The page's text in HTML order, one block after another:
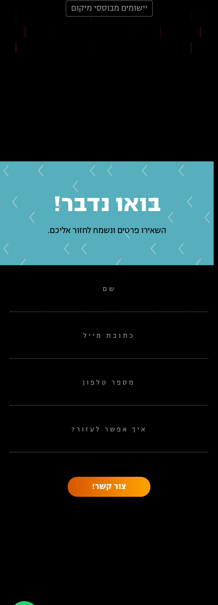
יישומים מבוססי מיקום
שם
כתובת מייל
מספר טלפון
איך אפשר לעזור?
בואו נדבר!
השאירו פרטים ונשמח לחזור אליכם.